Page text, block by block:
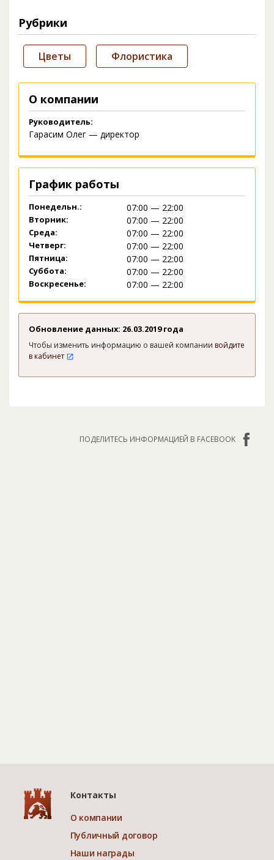
Рубрики
Цветы Флористика
О компании
Руководитель:
Гарасим Олег — директор
График работы
Понедельн.: 07:00 — 22:00
Вторник: 07:00 — 22:00
Среда: 07:00 — 22:00
Четверг: 07:00 — 22:00
Пятница: 07:00 — 22:00
Суббота: 07:00 — 22:00
Воскресенье: 07:00 — 22:00
Обновление данных: 26.03.2019 года
Чтобы изменить информацию о вашей компании войдите
в кабинет
ПОДЕЛИТЕСЬ ИНФОРМАЦИЕЙ В FACEBOOK
Контакты
О компании
Публичный договор
Наши награды